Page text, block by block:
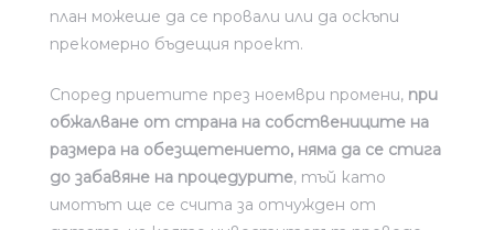
план можеше да се провали или да оскъпи
прекомерно бъдещия проект.
Според приетите през ноември промени, при
обжалване от страна на собствениците на
размера на обезщетението, няма да се стига
до забавяне на процедурите, тъй като
имотът ще се счита за отчужден от